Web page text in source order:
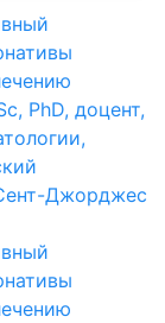
PhD, доцент,
Джорджес